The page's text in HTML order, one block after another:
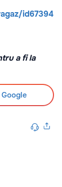
/id67394
a fi la